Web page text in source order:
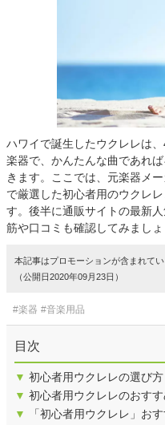
ハワイで誕生したウクレレは
楽器で、かんたんな曲であれ
きます。ここでは、元楽器メ
で厳選した初心者用のウクレ
す。後半に通販サイトの最新
筋や口コミも確認してみましょ
本記事はプロモーションが含まれて
（公開日2020年09月23日）
#楽器 #音楽用品
目次
▼ 初心者用ウクレレの選び方
▼ 初心者用ウクレレのおす
▼
「初心者用ウクレレ」お